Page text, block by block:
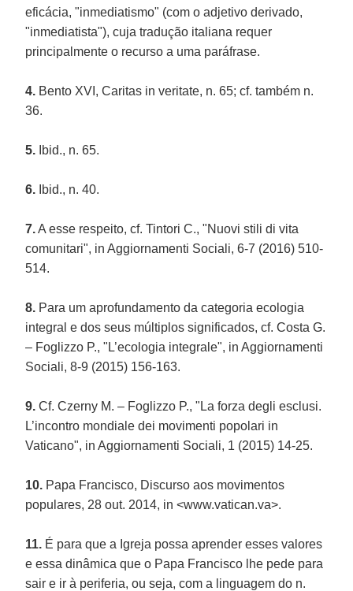
eficácia, "inmediatismo" (com o adjetivo derivado,
"inmediatista"), cuja tradução italiana requer
principalmente o recurso a uma paráfrase.
4. Bento XVI, Caritas in veritate, n. 65; cf. também n.
36.
5. Ibid., n. 65.
6. Ibid., n. 40.
7.A esse respeito, cf. Tintori C., "Nuovi stili di vita
comunitari", in Aggiornamenti Sociali, 6-7 (2016) 510-
514.
8. Para um aprofundamento da categoria ecologia
integral e dos seus múltiplos significados, cf. Costa G.
– Foglizzo P., "L’ecologia integrale", in Aggiornamenti
Sociali, 8-9 (2015) 156-163.
9. Cf. Czerny M. – Foglizzo P., "La forza degli esclusi.
L’incontro mondiale dei movimenti popolari in
Vaticano", in Aggiornamenti Sociali, 1 (2015) 14-25.
10. Papa Francisco, Discurso aos movimentos
populares, 28 out. 2014, in <www.vatican.va>.
11. É para que a Igreja possa aprender esses valores
e essa dinâmica que o Papa Francisco lhe pede para
sair e ir à periferia, ou seja, com a linguagem do n.